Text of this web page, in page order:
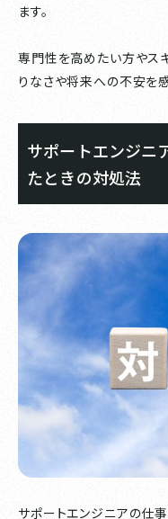
ます。
専門性を高めたい方やス
りなさや将来への不安を
サポートエンジニ
たときの対処法
サポートエンジニアの仕